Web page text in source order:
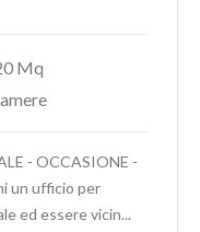
Mq
- OCCASIONE -
un ufficio per
ed essere vicin...